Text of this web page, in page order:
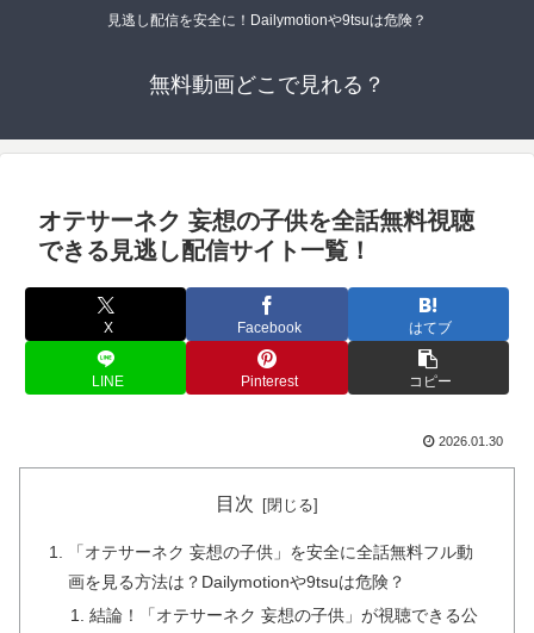
見逃し配信を安全に！Dailymotionや9tsuは危険？
無料動画どこで見れる？
オテサーネク 妄想の子供を全話無料視聴
できる見逃し配信サイト一覧！
X Facebook はてブ
LINE Pinterest コピー
2026.01.30
目次
「オテサーネク 妄想の子供」を安全に全話無料フル動
画を見る方法は？Dailymotionや9tsuは危険？
結論！「オテサーネク 妄想の子供」が視聴できる公